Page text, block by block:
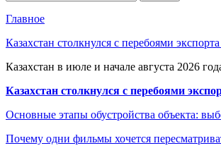
Главное
Казахстан столкнулся с перебоями
Казахстан в июле и начале августа 2026
Казахстан столкнулся с перебоями
Основные этапы обустройства объекта:
Почему одни фильмы хочется